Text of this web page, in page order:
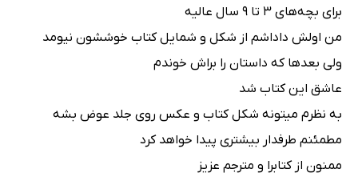
برای بچه‌های ۳ تا ۹ سال عالیه
من اولش داداشم از شکل و شمایل کتاب خوششون نیومد
ولی بعد‌ها که داستان را براش خوندم
عاشق این کتاب شد
به نظرم میتونه شکل کتاب و عکس روی جلد عوض بشه
مطمئنم طرفدار بیشتری پیدا خواهد کرد
ممنون از کتابرا و مترجم عزیز